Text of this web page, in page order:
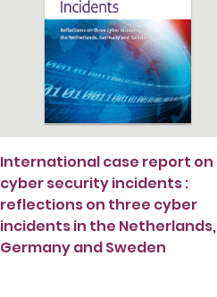
International case report on
cyber security incidents :
reflections on three cyber
incidents in the Netherlands,
Germany and Sweden